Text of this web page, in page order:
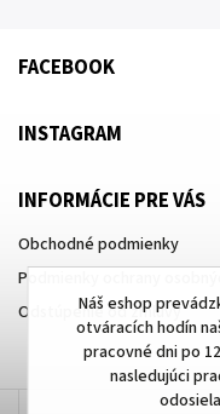
Náš eshop
otváracích hodín
pracovné dni po
nasledujúci
FACEBOOK
INSTAGRAM
INFORMÁCIE PRE VÁS
Obchodné podmienky
Podmienky ochrany
Odstúpenie od zmluvy